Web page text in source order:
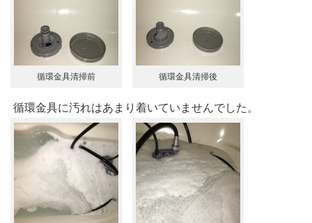
循環金具清掃前 循環金具清掃後
循環金具に汚れはあまり着いていませんでした。